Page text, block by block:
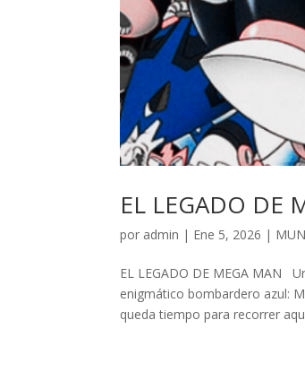
EL LEGADO DE
por admin | Ene 5, 2026 |
EL LEGADO DE MEGA MAN
enigmático bombardero azul:
queda tiempo para recorrer